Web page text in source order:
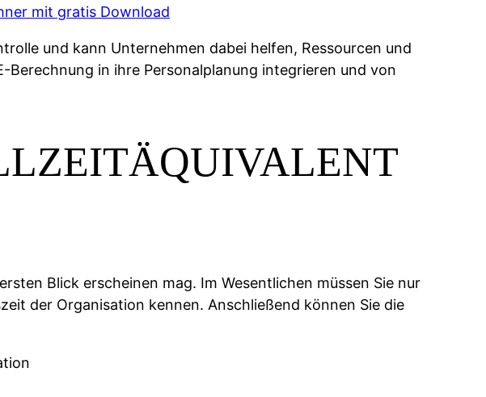
und kann Unternehmen dabei helfen, Ressourcen und
in ihre Personalplanung integrieren und von
Blick erscheinen mag. Im Wesentlichen müssen Sie nur
der Organisation kennen. Anschließend können Sie die